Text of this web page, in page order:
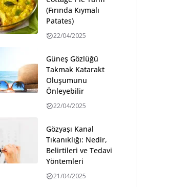
(Fırında Kıymalı
Patates)
22/04/2025
Güneş Gözlüğü
Takmak Katarakt
Oluşumunu
Önleyebilir
22/04/2025
Gözyaşı Kanal
Tıkanıklığı: Nedir,
Belirtileri ve Tedavi
Yöntemleri
21/04/2025